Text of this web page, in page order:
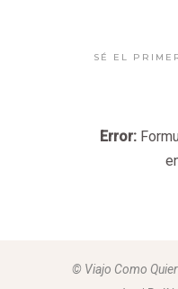
SÉ EL
Error:
© Viajo Como